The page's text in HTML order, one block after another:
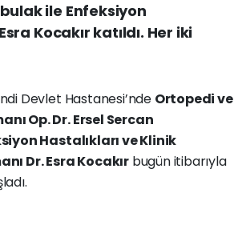
ile Enfeksiyon
Kocakır katıldı. Her iki
Devlet Hastanesi’nde Ortopedi ve
Op. Dr. Ersel Sercan
Hastalıkları ve Klinik
Dr. Esra Kocakırbugün itibarıyla